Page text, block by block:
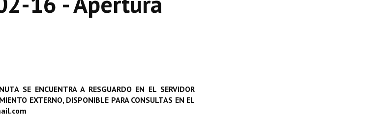
SE ENCUENTRA A RESGUARDO EN EL SERVIDOR
EXTERNO, DISPONIBLE PARA CONSULTAS EN EL